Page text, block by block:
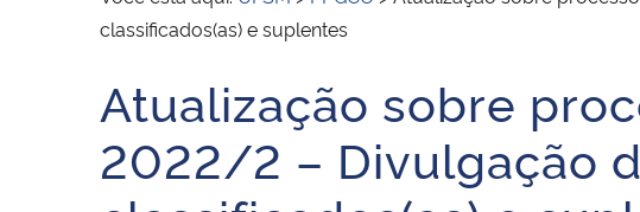
Secretaria de Governo
Gabinete de Segurança
Institucional
classificados(as) e suplentes
Início do conteúdo
Atualização sobre
2022/2 – Divulgação